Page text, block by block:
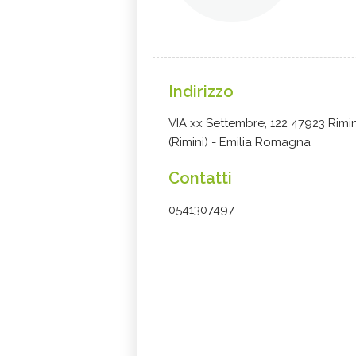
Indirizzo
VIA xx Settembre, 122 47923
(Rimini) - Emilia Romagna
Contatti
0541307497